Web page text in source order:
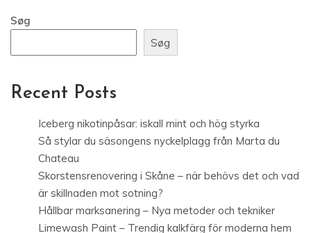
Søg
Søg
Recent Posts
Iceberg nikotinpåsar: iskall mint och hög styrka
Så stylar du säsongens nyckelplagg från Marta du
Chateau
Skorstensrenovering i Skåne – när behövs det och vad
är skillnaden mot sotning?
Hållbar marksanering – Nya metoder och tekniker
Limewash Paint – Trendig kalkfärg för moderna hem